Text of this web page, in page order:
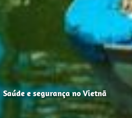
Saúde e segurança no Vietnã